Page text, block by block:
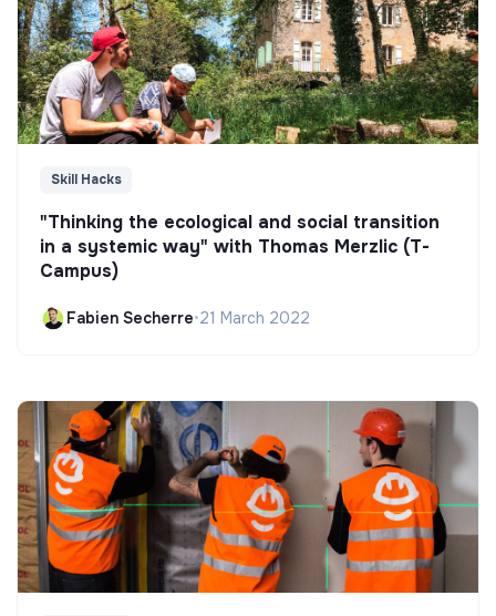
Skill Hacks
"Thinking the ecological and social transition
in a systemic way" with Thomas Merzlic (T-
Campus)
Fabien Secherre•21 March 2022